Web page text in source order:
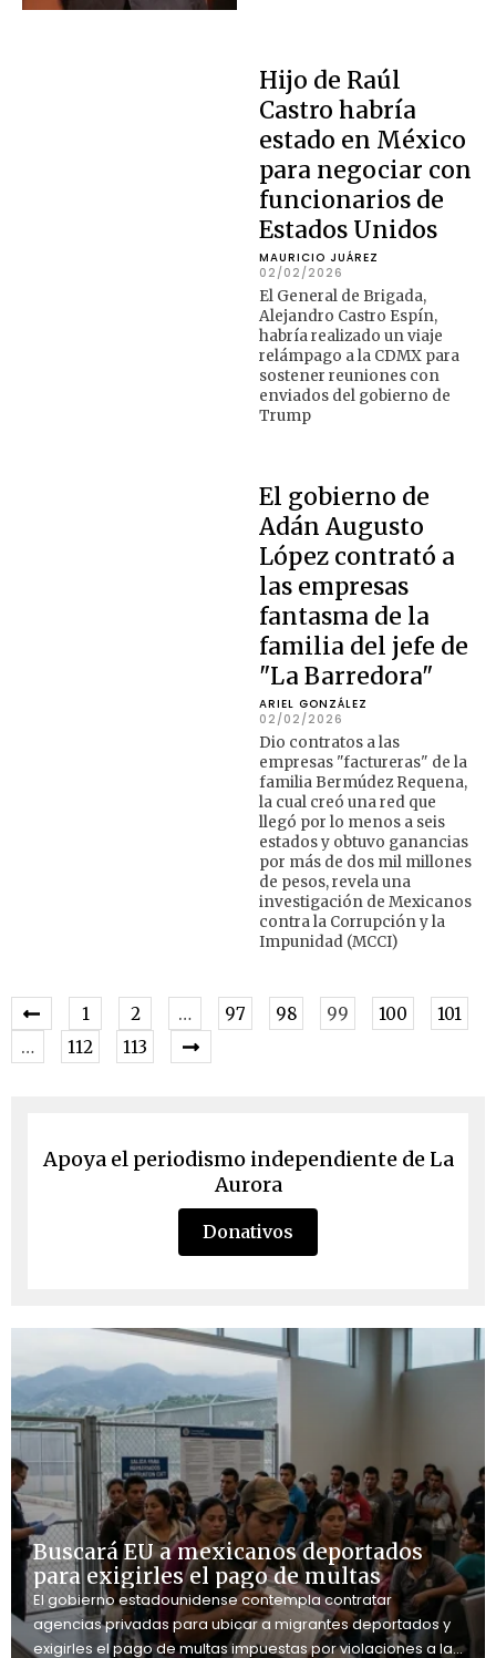
Hijo de Raúl
Castro habría
estado en México
para negociar con
funcionarios de
Estados Unidos
MAURICIO JUÁREZ
02/02/2026
El General de Brigada,
Alejandro Castro Espín,
habría realizado un viaje
relámpago a la CDMX para
sostener reuniones con
enviados del gobierno de
Trump
El gobierno de
Adán Augusto
López contrató a
las empresas
fantasma de la
familia del jefe de
"La Barredora"
ARIEL GONZÁLEZ
02/02/2026
Dio contratos a las
empresas "factureras" de la
familia Bermúdez Requena,
la cual creó una red que
llegó por lo menos a seis
estados y obtuvo ganancias
por más de dos mil millones
de pesos, revela una
investigación de Mexicanos
contra la Corrupción y la
Impunidad (MCCI)
1 2 … 97 98 99 100
101
…
112 113
Apoya el periodismo independiente de La
Aurora
Donativos
Buscará EU a mexicanos deportados
para exigirles el pago de multas
El gobierno estadounidense contempla contratar
agencias privadas para ubicar a migrantes deportados y
exigirles el pago de multas impuestas por violaciones a las